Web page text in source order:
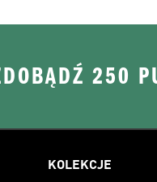
250
KOLEKCJE